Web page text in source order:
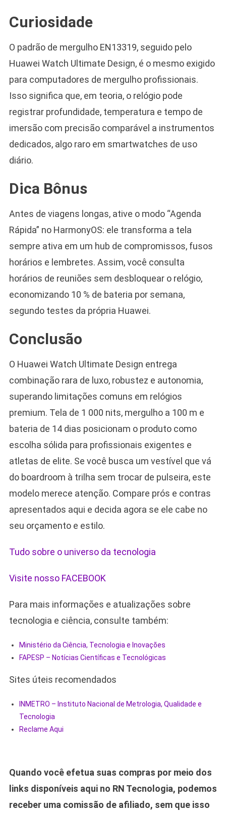
Curiosidade
O padrão de mergulho EN13319, seguido pelo
Huawei Watch Ultimate Design, é o mesmo exigido
para computadores de mergulho profissionais.
Isso significa que, em teoria, o relógio pode
registrar profundidade, temperatura e tempo de
imersão com precisão comparável a instrumentos
dedicados, algo raro em smartwatches de uso
diário.
Dica Bônus
Antes de viagens longas, ative o modo “Agenda
Rápida” no HarmonyOS: ele transforma a tela
sempre ativa em um hub de compromissos, fusos
horários e lembretes. Assim, você consulta
horários de reuniões sem desbloquear o relógio,
economizando 10 % de bateria por semana,
segundo testes da própria Huawei.
Conclusão
O Huawei Watch Ultimate Design entrega
combinação rara de luxo, robustez e autonomia,
superando limitações comuns em relógios
premium. Tela de 1 000 nits, mergulho a 100 m e
bateria de 14 dias posicionam o produto como
escolha sólida para profissionais exigentes e
atletas de elite. Se você busca um vestível que vá
do boardroom à trilha sem trocar de pulseira, este
modelo merece atenção. Compare prós e contras
apresentados aqui e decida agora se ele cabe no
seu orçamento e estilo.
Tudo sobre o universo da tecnologia
Visite nosso FACEBOOK
Para mais informações e atualizações sobre
tecnologia e ciência, consulte também:
Ministério da Ciência, Tecnologia e Inovações
FAPESP – Notícias Científicas e Tecnológicas
Sites úteis recomendados
INMETRO – Instituto Nacional de Metrologia, Qualidade e
Tecnologia
Reclame Aqui
Quando você efetua suas compras por meio dos
links disponíveis aqui no RN Tecnologia, podemos
receber uma comissão de afiliado, sem que isso